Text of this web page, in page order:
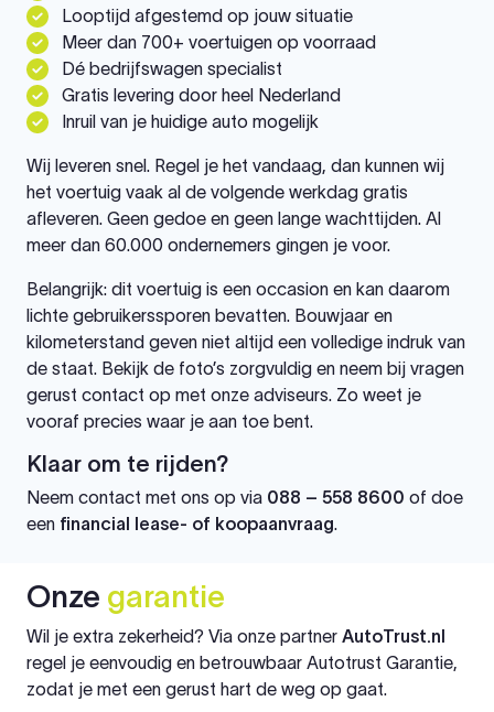
Looptijd afgestemd op jouw situatie
Meer dan 700+ voertuigen op voorraad
Dé bedrijfswagen specialist
Gratis levering door heel Nederland
Inruil van je huidige auto mogelijk
Wij leveren snel. Regel je het vandaag, dan kunnen wij
het voertuig vaak al de volgende werkdag gratis
afleveren. Geen gedoe en geen lange wachttijden. Al
meer dan 60.000 ondernemers gingen je voor.
Belangrijk: dit voertuig is een occasion en kan daarom
lichte gebruikerssporen bevatten. Bouwjaar en
kilometerstand geven niet altijd een volledige indruk van
de staat. Bekijk de foto’s zorgvuldig en neem bij vragen
gerust contact op met onze adviseurs. Zo weet je
vooraf precies waar je aan toe bent.
Klaar om te rijden?
Neem contact met ons op via 088 – 558 8600 of doe
een financial lease- of koopaanvraag.
Onze garantie
Wil je extra zekerheid? Via onze partner AutoTrust.nl
regel je eenvoudig en betrouwbaar Autotrust Garantie,
zodat je met een gerust hart de weg op gaat.